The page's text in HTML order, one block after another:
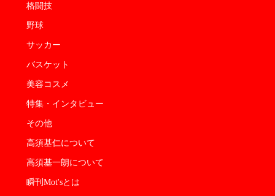
格闘技
野球
サッカー
バスケット
美容コスメ
特集・インタビュー
その他
高須基仁について
高須基一朗について
瞬刊Mot'sとは